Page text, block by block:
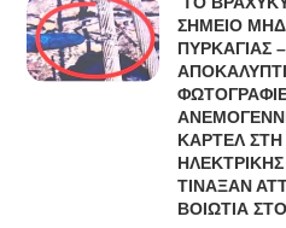
ΣΗΜΕΙΟ
ΠΥΡΚΑΓΙΑΣ –
ΚΑΡΤΕΛ
ΤΙΝΑΞΑΝ
ΒΟΙΩΤΙΑ